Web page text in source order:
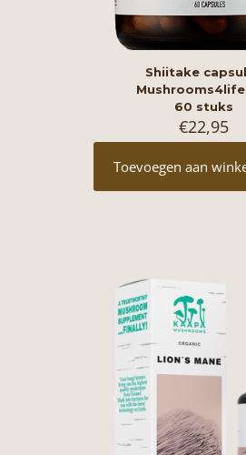
Shiitake
60 stuks
€22,95
Toevoegen aan